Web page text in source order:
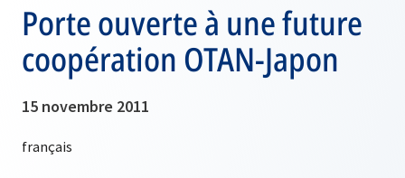
Porte ouverte à une future
coopération OTAN-Japon
15 novembre 2011